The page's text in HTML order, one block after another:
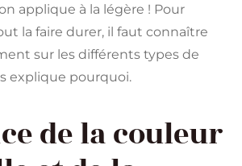
applique à la légère ! Pour
la faire durer, il faut connaître
sur les différents types de
explique pourquoi.
de la couleur